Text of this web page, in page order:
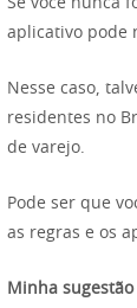
aplicativo pode
Nesse caso,
residentes no
de varejo.
Pode ser que
as regras e os
Minha sugestão